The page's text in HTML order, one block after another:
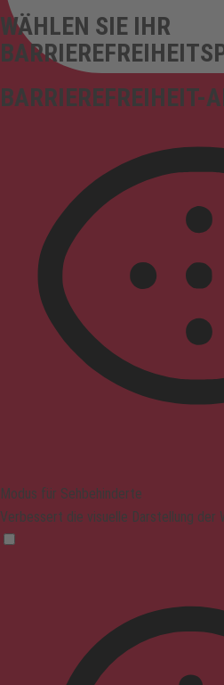
BARRIEREFREIHEIT-
WÄHLEN SIE IHR
Modus für Sehbehinderte
Verbessert die visuelle Darstellung der